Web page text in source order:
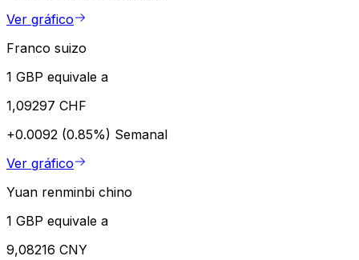
Ver gráfico
Franco suizo
1 GBP equivale a
1,09297 CHF
+0.0092 (0.85%) Semanal
Ver gráfico
Yuan renminbi chino
1 GBP equivale a
9,08216 CNY